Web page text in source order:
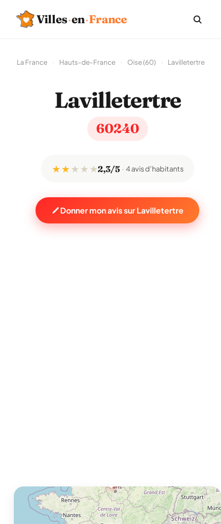
Villes·en·France
La France Hauts-de-France Oise (60) Lavilletertre
Lavilletertre
60240
★ ★★ ★ ★2,3/5 4 avis d'habitants
Donner mon avis sur Lavilletertre